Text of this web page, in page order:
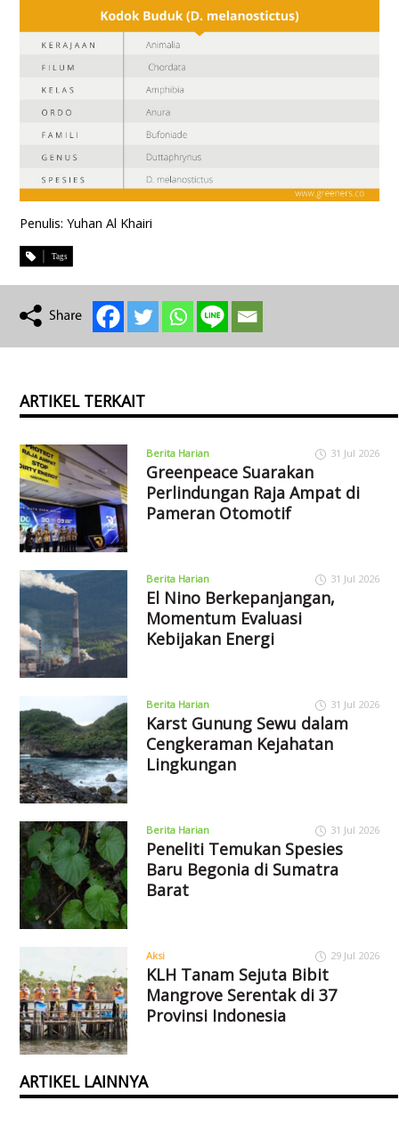
Penulis: Yuhan Al Khairi
ARTIKEL TERKAIT
Berita Harian 31 Jul 2026
Greenpeace Suarakan
Perlindungan Raja Ampat di
Pameran Otomotif
Berita Harian 31 Jul 2026
El Nino Berkepanjangan,
Momentum Evaluasi
Kebijakan Energi
Berita Harian 31 Jul 2026
Karst Gunung Sewu dalam
Cengkeraman Kejahatan
Lingkungan
Berita Harian 31 Jul 2026
Peneliti Temukan Spesies
Baru Begonia di Sumatra
Barat
Aksi 29 Jul 2026
KLH Tanam Sejuta Bibit
Mangrove Serentak di 37
Provinsi Indonesia
ARTIKEL LAINNYA